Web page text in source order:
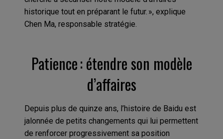
historique tout en préparant le futur. », explique
Chen Ma, responsable stratégie.
Patience : étendre son modèle
d’affaires
Depuis plus de quinze ans, l’histoire de Baidu est
jalonnée de petits changements qui lui permettent
de renforcer progressivement sa position